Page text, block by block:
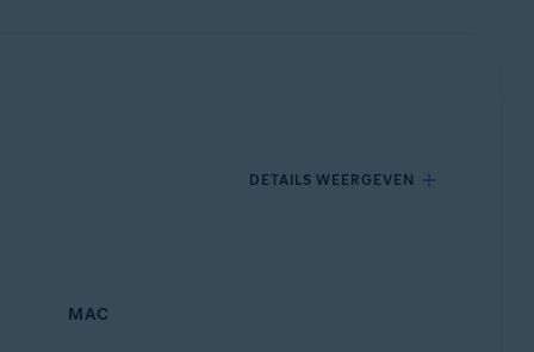
DETAILS WEERGEVEN
MAC